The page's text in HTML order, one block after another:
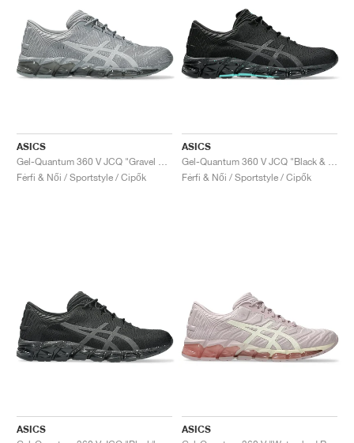
ASICS
Férfi & Női / Sportstyle / Cipők
ASICS
Férfi & Női / Sportstyle / Cipők
ASICS
ASICS